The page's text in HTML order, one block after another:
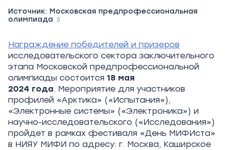
Источник: Московская предпрофессиональная
олимпиада
Награждение победителей и призеров
исследовательского сектора заключительного
этапа Московской предпрофессиональной
олимпиады состоится 18 мая
2024 года. Мероприятие для участников
профилей «Арктика» («Испытания»),
«Электронные системы» («Электроника») и
научно-исследовательского («Исследования»)
пройдет в рамках фестиваля «День МИФИста»
в НИЯУ МИФИ по адресу: г. Москва, Каширское